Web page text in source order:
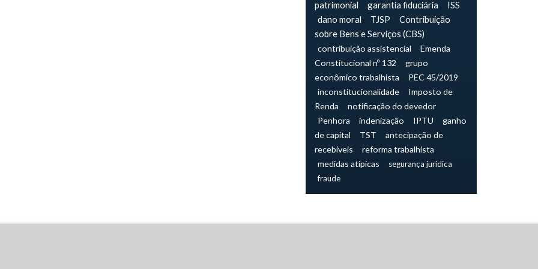
patrimonial
garantia fiduciária
ISS
dano moral
TJSP
Contribuição
sobre Bens e Serviços (CBS)
contribuição assistencial
Emenda
Constitucional nº 132
grupo
econômico trabalhista
PEC 45/2019
inconstitucionalidade
Imposto de
Renda
notificação do devedor
Penhora
indenização IPTU
ganho
de capital
TST
antecipação de
recebíveis
reforma trabalhista
medidas atípicas
segurança jurídica
fraude